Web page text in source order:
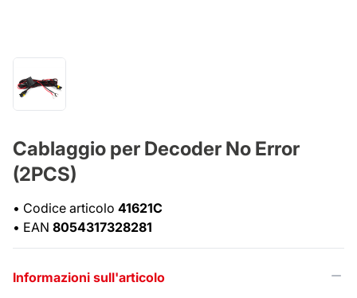
Cablaggio per Decoder No Error
(2PCS)
• Codice articolo 41621C
• EAN 8054317328281
Informazioni sull'articolo